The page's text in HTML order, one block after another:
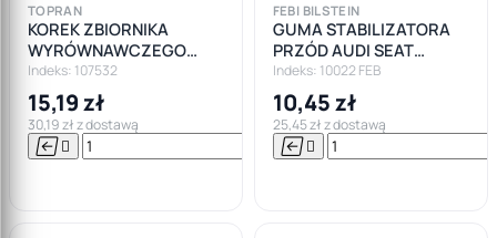
TOPRAN
KOREK ZBIORNIKA
WYRÓWNAWCZEGO
PŁYNU VW BORA GOLF IV
PASSAT B5 AUDI A3 A4
Indeks: 107532
15,19 zł
30,19 zł z dostawą
  

FEBI BILSTEIN
GUMA STABILIZATORA
PRZÓD AUDI SEAT
SKODA SUPERB VW
PASSAT B5
Indeks: 10022 FEB
10,45 zł
25,45 zł z dostawą
 